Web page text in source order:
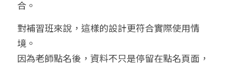
合。
對補習班來說，這樣的設計更符合實際使用情
境。
因為老師點名後，資料不只是停留在點名頁面，